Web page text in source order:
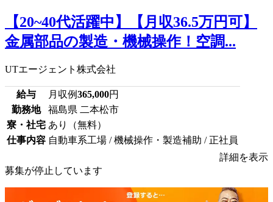
【20~40代活躍中】【月収36.5万円可】
金属部品の製造・機械操作！空調...
UTエージェント株式会社
給与 月収例365,000円
勤務地
福島県 二本松市
寮・社宅 あり（無料）
仕事内容 自動車系工場 / 機械操作・製造補助 / 正社員
詳細を表示
募集が停止しています